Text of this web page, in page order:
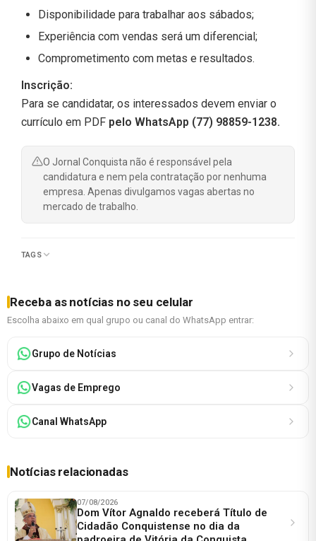
Disponibilidade para trabalhar aos sábados;
Experiência com vendas será um diferencial;
Comprometimento com metas e resultados.
Inscrição:
Para se candidatar, os interessados devem enviar o
currículo em PDF pelo WhatsApp (77) 98859-1238.
O Jornal Conquista não é responsável pela
candidatura e nem pela contratação por nenhuma
empresa. Apenas divulgamos vagas abertas no
mercado de trabalho.
TAGS
Receba as notícias no seu celular
Escolha abaixo em qual grupo ou canal do WhatsApp entrar:
Grupo de Notícias
Vagas de Emprego
Canal WhatsApp
Notícias relacionadas
07/08/2026
Dom Vítor Agnaldo receberá Título de
Cidadão Conquistense no dia da